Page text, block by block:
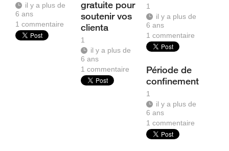
il y a plus de
6 ans
1 commentaire
gratuite pour
soutenir vos
clienta
1
il y a plus de
6 ans
1commentaire
1
il y a plus de
6 ans
1commentaire
Période de
confinement
1
il y a plus de
6 ans
1commentaire